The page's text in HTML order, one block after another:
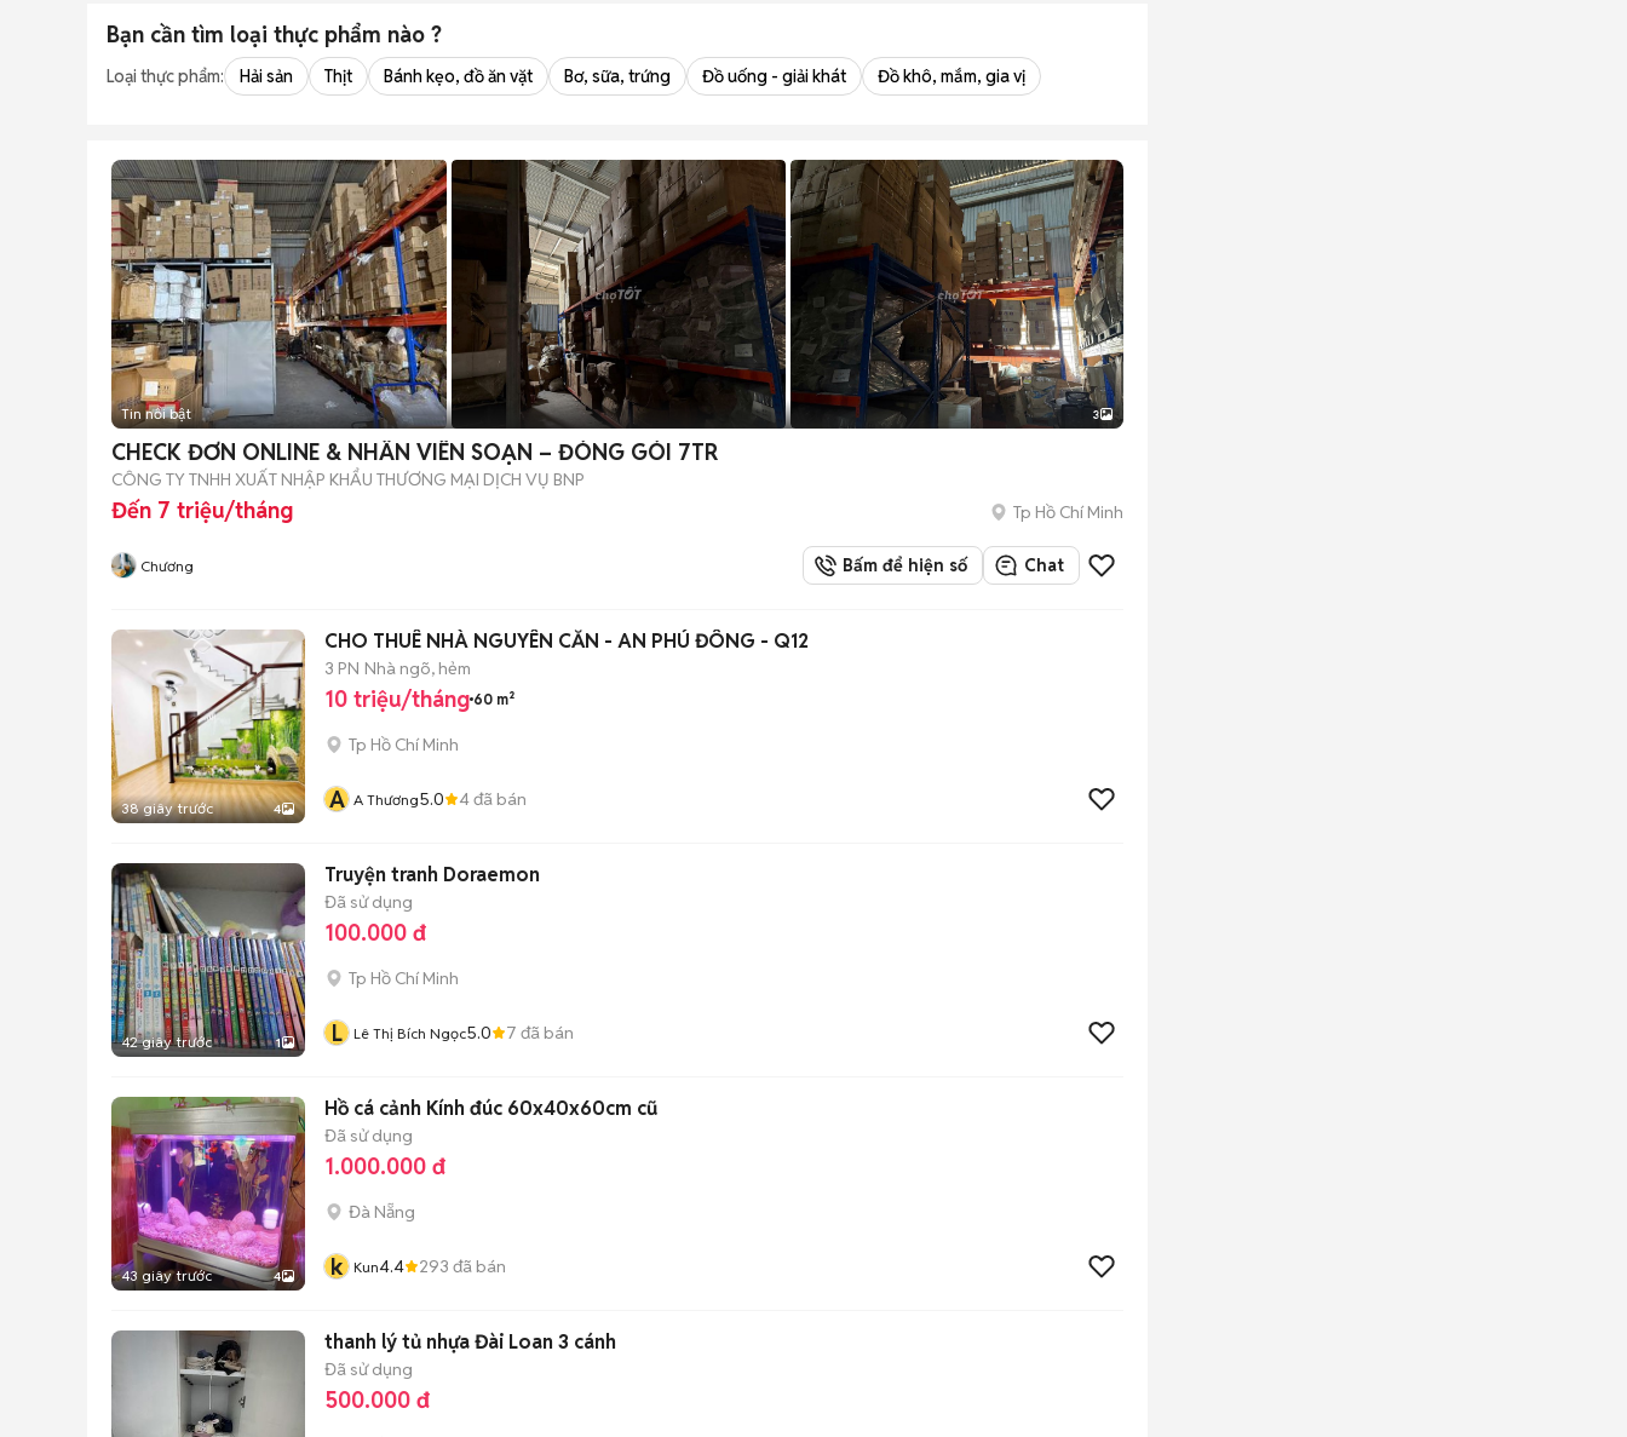
Bạn cần tìm loại thực phẩm nào ?
Loại thực phẩm: Hải sản Thịt Bánh kẹo, đồ ăn vặt Bơ, sữa, trứng Đồ uống - giải khát Đồ khô, mắm, gia vị
Tin nổi bật 3
CHECK ĐƠN ONLINE & NHÂN VIÊN SOẠN – ĐÓNG GÓI 7TR
CÔNG TY TNHH XUẤT NHẬP KHẨU THƯƠNG MẠI DỊCH VỤ BNP
Đến 7 triệu/tháng Tp Hồ Chí Minh
Chương Bấm để hiện số Chat
38 giây trước 4
CHO THUÊ NHÀ NGUYÊN CĂN - AN PHÚ ĐÔNG - Q12
3 PN Nhà ngõ, hẻm
10 triệu/tháng 60 m²
Tp Hồ Chí Minh
A A Thương5.0 4đã bán
42 giây trước 1
Truyện tranh Doraemon
Đã sử dụng
100.000 đ
Tp Hồ Chí Minh
L Lê Thị Bích Ngọc5.0 7 đã bán
43 giây trước 4
Hồ cá cảnh Kính đúc 60x40x60cm cũ
Đã sử dụng
1.000.000 đ
Đà Nẵng
k Kun4.4 293 đã bán
thanh lý tủ nhựa Đài Loan 3 cánh
Đã sử dụng
500.000 đ